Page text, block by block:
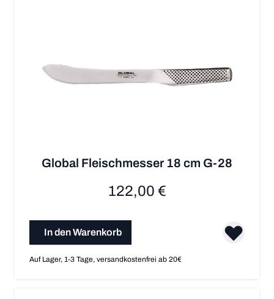
Global Fleischmesser 18 cm G-28
122,00 €
In den Warenkorb
Auf Lager, 1-3 Tage, versandkostenfrei ab 20€